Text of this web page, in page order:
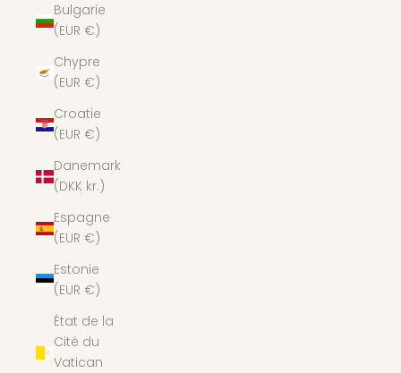
Bulgarie
(EUR €)
Chypre
(EUR €)
Croatie
(EUR €)
Danemark
(DKK kr.)
Espagne
(EUR €)
Estonie
(EUR €)
État de la
Cité du
Vatican